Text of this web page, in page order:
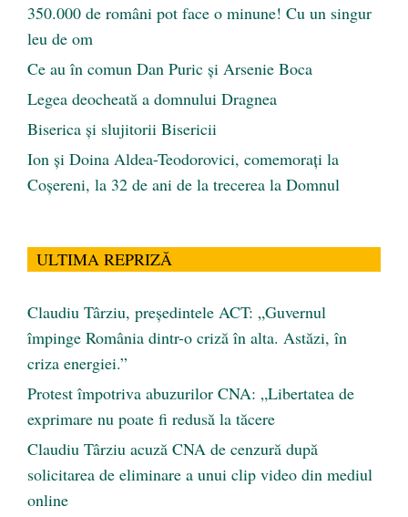
350.000 de români pot face o minune! Cu un singur
leu de om
Ce au în comun Dan Puric şi Arsenie Boca
Legea deocheată a domnului Dragnea
Biserica și slujitorii Bisericii
Ion și Doina Aldea-Teodorovici, comemorați la
Coșereni, la 32 de ani de la trecerea la Domnul
ULTIMA REPRIZĂ
Claudiu Târziu, președintele ACT: „Guvernul
împinge România dintr-o criză în alta. Astăzi, în
criza energiei.”
Protest împotriva abuzurilor CNA: „Libertatea de
exprimare nu poate fi redusă la tăcere
Claudiu Târziu acuză CNA de cenzură după
solicitarea de eliminare a unui clip video din mediul
online